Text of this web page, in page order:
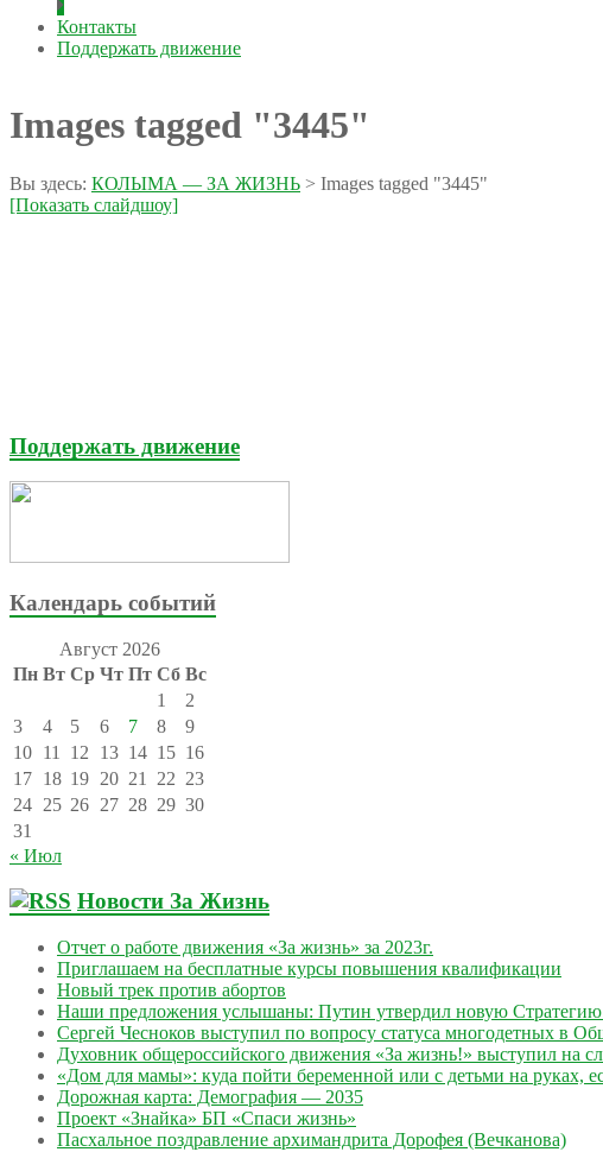
Контакты
Поддержать движение
Images tagged "3445"
Вы здесь: КОЛЫМА — ЗА ЖИЗНЬ > Images tagged "3445"
[Показать слайдшоу]
Поддержать движение
Календарь событий
Август 2026
Пн Вт Ср Чт Пт Сб Вс
1
2
3
4 5 6 7 8
9
10 11 12 13 14 15 16
17 18 19 20 21 22 23
24 25 26 27 28 29 30
31
« Июл
Новости За Жизнь
Отчет о работе движения «За жизнь» за 2023г.
Приглашаем на бесплатные курсы повышения квалификации
Новый трек против абортов
Наши предложения услышаны: Путин утвердил новую Стратегию
Сергей Чесноков выступил по вопросу статуса многодетных в
Духовник общероссийского движения «За жизнь!» выступил на
«Дом для мамы»: куда пойти беременной или с детьми на руках,
Дорожная карта: Демография — 2035
Проект «Знайка» БП «Спаси жизнь»
Пасхальное поздравление архимандрита Дорофея (Вечканова)